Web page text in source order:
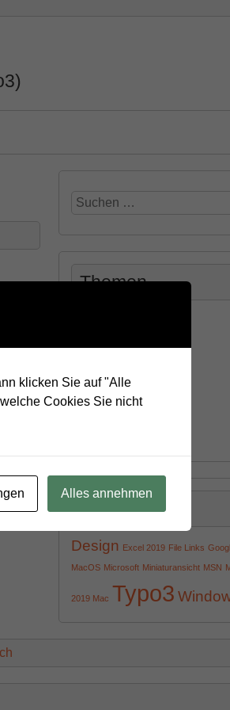
Suchen
Themen
MS Office
Tipps & Tricks
Cloud
Design Excel 2019 File Links
MacOS Microsoft Miniaturansicht MSN
2019 Mac Typo3
klicken Sie auf "Alle
Cookies Sie nicht
Alles annehmen